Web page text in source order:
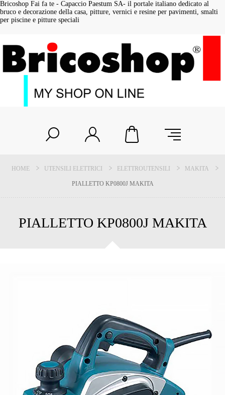
Bricoshop Fai fa te - Capaccio Paestum SA- il portale italiano dedicato al
bruco e decorazione della casa, pitture, vernici e resine per pavimenti, smalti
per piscine e pitture speciali
HOME UTENSILI ELETTRICI ELETTROUTENSILI MAKITA
PIALLETTO KP0800J MAKITA
PIALLETTO KP0800J MAKITA